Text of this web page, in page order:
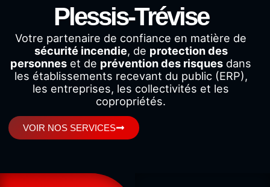
Plessis-Trévise
Votre partenaire de confiance en matière de
sécurité incendie, de protectiondes
personnes et de préventiondes risques dans
les établissements recevant du public (ERP),
les entreprises, les collectivités et les
copropriétés.
VOIR NOS SERVICES